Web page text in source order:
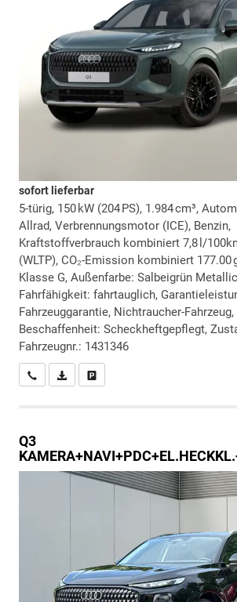
sofort lieferbar
5-türig, 150 kW (204 PS), 1.984 cm³,
Allrad, Verbrennungsmotor (ICE), Benzin,
Kraftstoffverbrauch kombiniert 7,8 l/
(WLTP), CO₂-Emission kombiniert 177.00
Klasse G, Außenfarbe: Salbeigrün
Fahrfähigkeit: fahrtauglich,
Fahrzeuggarantie, Nichtraucher-
Beschaffenheit: Scheckheftgepflegt,
Fahrzeugnr.: 1431346
Wir rufen Sie anPDF-Datei, Fahrzeugexposé drucken
Q3